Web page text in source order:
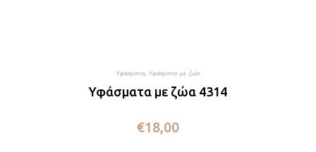
Υφάσματα Υφάσματα με ζώα
Υφάσματα με ζώα 4314
€18,00